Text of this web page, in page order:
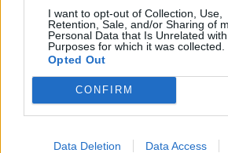
I want to opt-out of Collection, Use,
Retention, Sale, and/or Sharing of
Personal Data that Is Unrelated
Purposes for which it was collected.
Opted Out
CONFIRM
Data Deletion Data Access
regisztrációhoz kötött.
Az előfizetés a következőket
Portfolio.hu teljes cikkarchívum
Kötéslisták: BÉT elmúlt 2 év
kötéslistái